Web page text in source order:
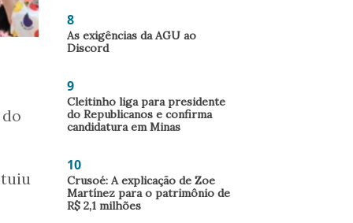
8
As exigências da AGU ao
Discord
9
Cleitinho liga para presidente
do Republicanos e confirma
candidatura em Minas
10
Crusoé: A explicação de Zoe
Martínez para o patrimônio de
R$ 2,1 milhões